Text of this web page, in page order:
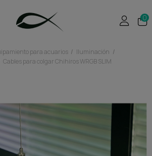
0
para acuarios
Iluminación
Cables para colgar Chihiros WRGB SLIM